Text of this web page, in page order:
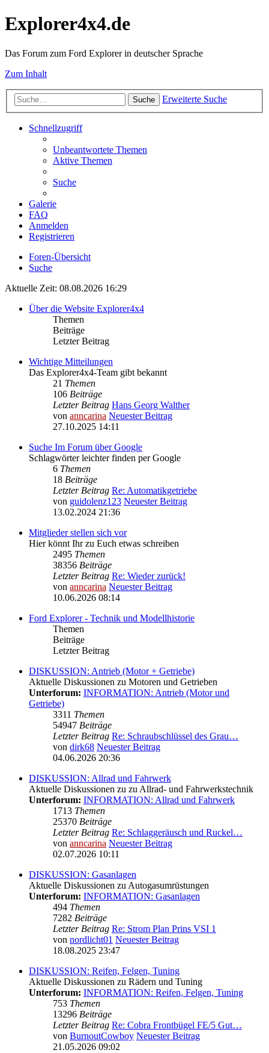
Explorer4x4.de
Das Forum zum Ford Explorer in deutscher Sprache
Zum Inhalt
Suche Erweiterte Suche
Schnellzugriff
Unbeantwortete Themen
Aktive Themen
Suche
Galerie
FAQ
Anmelden
Registrieren
Foren-Übersicht
Suche
Aktuelle Zeit: 08.08.2026 16:29
Über die Website Explorer4x4
Themen
Beiträge
Letzter Beitrag
Wichtige Mitteilungen
Das Explorer4x4-Team gibt bekannt
21 Themen
106 Beiträge
Letzter Beitrag Hans Georg Walther
von anncarina Neuester Beitrag
27.10.2025 14:11
Suche Im Forum über Google
Schlagwörter leichter finden per Google
6 Themen
18 Beiträge
Letzter Beitrag Re: Automatikgetriebe
von guidolenz123 Neuester Beitrag
13.02.2024 21:36
Mitglieder stellen sich vor
Hier könnt Ihr zu Euch etwas schreiben
2495 Themen
38356 Beiträge
Letzter Beitrag Re: Wieder zurück!
von anncarina Neuester Beitrag
10.06.2026 08:14
Ford Explorer - Technik und Modellhistorie
Themen
Beiträge
Letzter Beitrag
DISKUSSION: Antrieb (Motor + Getriebe)
Aktuelle Diskussionen zu Motoren und Getrieben
Unterforum: INFORMATION: Antrieb (Motor und
Getriebe)
3311 Themen
54947 Beiträge
Letzter Beitrag Re: Schraubschlüssel des Grau…
von dirk68 Neuester Beitrag
04.06.2026 20:36
DISKUSSION: Allrad und Fahrwerk
Aktuelle Diskussionen zu zu Allrad- und Fahrwerkstechnik
Unterforum: INFORMATION: Allrad und Fahrwerk
1713 Themen
25370 Beiträge
Letzter Beitrag Re: Schlaggeräusch und Ruckel…
von anncarina Neuester Beitrag
02.07.2026 10:11
DISKUSSION: Gasanlagen
Aktuelle Diskussionen zu Autogasumrüstungen
Unterforum: INFORMATION: Gasanlagen
494 Themen
7282 Beiträge
Letzter Beitrag Re: Strom Plan Prins VSI 1
von nordlicht01 Neuester Beitrag
18.08.2025 23:47
DISKUSSION: Reifen, Felgen, Tuning
Aktuelle Diskussionen zu Rädern und Tuning
Unterforum: INFORMATION: Reifen, Felgen, Tuning
753 Themen
13296 Beiträge
Letzter Beitrag Re: Cobra Frontbügel FE/5 Gut…
von BurnoutCowboy Neuester Beitrag
21.05.2026 09:02